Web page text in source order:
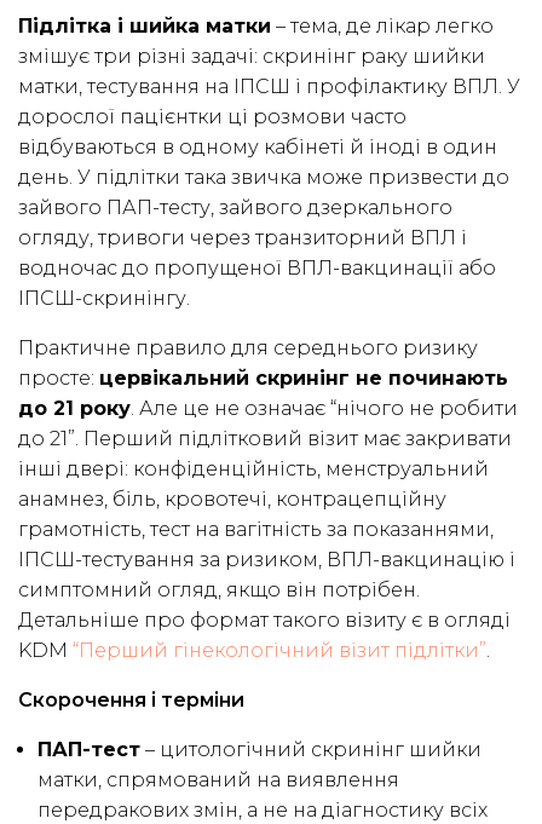
Підлітка і шийка матки – тема, де лікар легко
змішує три різні задачі: скринінг раку шийки
матки, тестування на ІПСШ і профілактику ВПЛ. У
дорослої пацієнтки ці розмови часто
відбуваються в одному кабінеті й іноді в один
день. У підлітки така звичка може призвести до
зайвого ПАП-тесту, зайвого дзеркального
огляду, тривоги через транзиторний ВПЛ і
водночас до пропущеної ВПЛ-вакцинації або
ІПСШ-скринінгу.
Практичне правило для середнього ризику
просте: цервікальний скринінг не починають
до 21 року. Але це не означає “нічого не робити
до 21”. Перший підлітковий візит має закривати
інші двері: конфіденційність, менструальний
анамнез, біль, кровотечі, контрацепційну
грамотність, тест на вагітність за показаннями,
ІПСШ-тестування за ризиком, ВПЛ-вакцинацію і
симптомний огляд, якщо він потрібен.
Детальніше про формат такого візиту є в огляді
KDM “Перший гінекологічний візит підлітки”.
Скорочення і терміни
ПАП-тест – цитологічний скринінг шийки
матки, спрямований на виявлення
передракових змін, а не на діагностику всіх